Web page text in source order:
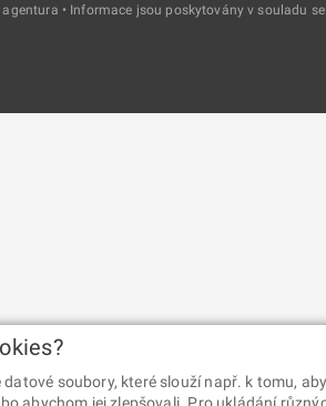
• Informace jsou poskytovány v souladu
datové soubory, které slouží např. k tomu,